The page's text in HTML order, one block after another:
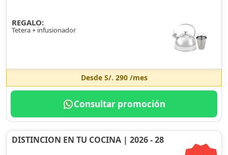
REGALO:
Tetera + infusionador
Desde S/. 290/mes
Consultar promoción
DISTINCION EN TU COCINA | 2026 - 28